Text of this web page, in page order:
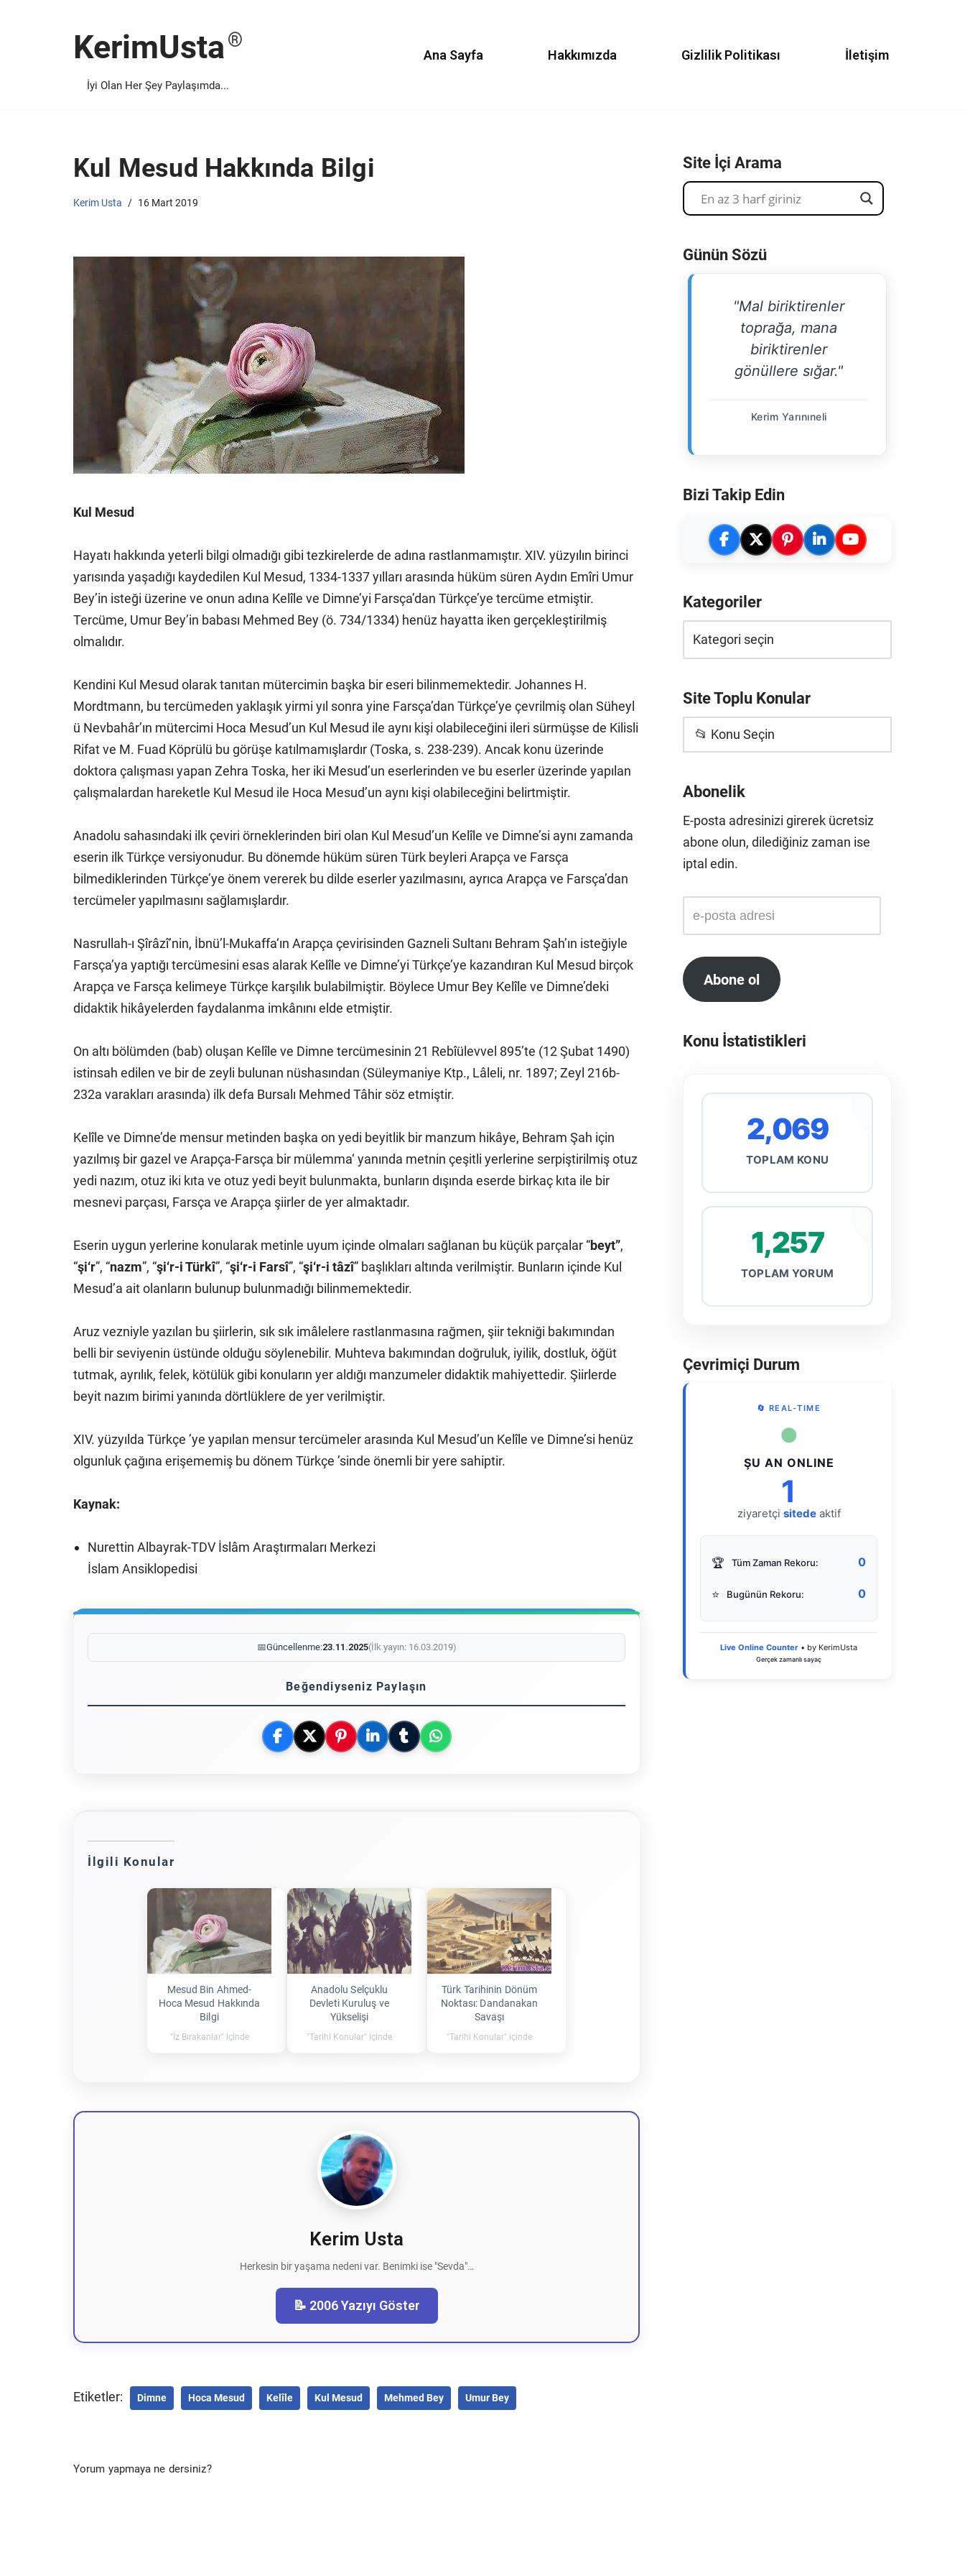
KerimUsta
İyi Olan Her Şey Paylaşımda...
Ana Sayfa Hakkımızda Gizlilik Politikası İletişim
Kul Mesud Hakkında Bilgi
Kerim Usta 16 Mart 2019
Kul Mesud
Hayatı hakkında yeterli bilgi olmadığı gibi tezkirelerde de adına rastlanmamıştır. XIV. yüzyılın birinci
yarısında yaşadığı kaydedilen Kul Mesud, 1334-1337 yılları arasında hüküm süren Aydın Emîri Umur
Bey’in isteği üzerine ve onun adına Kelîle ve Dimne’yi Farsça’dan Türkçe’ye tercüme etmiştir.
Tercüme, Umur Bey’in babası Mehmed Bey (ö. 734/1334) henüz hayatta iken gerçekleştirilmiş
olmalıdır.
Kendini Kul Mesud olarak tanıtan mütercimin başka bir eseri bilinmemektedir. Johannes H.
Mordtmann, bu tercümeden yaklaşık yirmi yıl sonra yine Farsça’dan Türkçe’ye çevrilmiş olan Süheyl
ü Nevbahâr’ın mütercimi Hoca Mesud’un Kul Mesud ile aynı kişi olabileceğini ileri sürmüşse de Kilisli
Rifat ve M. Fuad Köprülü bu görüşe katılmamışlardır (Toska, s. 238-239). Ancak konu üzerinde
doktora çalışması yapan Zehra Toska, her iki Mesud’un eserlerinden ve bu eserler üzerinde yapılan
çalışmalardan hareketle Kul Mesud ile Hoca Mesud’un aynı kişi olabileceğini belirtmiştir.
Anadolu sahasındaki ilk çeviri örneklerinden biri olan Kul Mesud’un Kelîle ve Dimne’si aynı zamanda
eserin ilk Türkçe versiyonudur. Bu dönemde hüküm süren Türk beyleri Arapça ve Farsça
bilmediklerinden Türkçe’ye önem vererek bu dilde eserler yazılmasını, ayrıca Arapça ve Farsça’dan
tercümeler yapılmasını sağlamışlardır.
Nasrullah-ı Şîrâzî’nin, İbnü’l-Mukaffa‘ın Arapça çevirisinden Gazneli Sultanı Behram Şah’ın isteğiyle
Farsça’ya yaptığı tercümesini esas alarak Kelîle ve Dimne’yi Türkçe’ye kazandıran Kul Mesud birçok
Arapça ve Farsça kelimeye Türkçe karşılık bulabilmiştir. Böylece Umur Bey Kelîle ve Dimne’deki
didaktik hikâyelerden faydalanma imkânını elde etmiştir.
On altı bölümden (bab) oluşan Kelîle ve Dimne tercümesinin 21 Rebîülevvel 895’te (12 Şubat 1490)
istinsah edilen ve bir de zeyli bulunan nüshasından (Süleymaniye Ktp., Lâleli, nr. 1897; Zeyl 216b-
232a varakları arasında) ilk defa Bursalı Mehmed Tâhir söz etmiştir.
Kelîle ve Dimne’de mensur metinden başka on yedi beyitlik bir manzum hikâye, Behram Şah için
yazılmış bir gazel ve Arapça-Farsça bir mülemma‘ yanında metnin çeşitli yerlerine serpiştirilmiş otuz
yedi nazım, otuz iki kıta ve otuz yedi beyit bulunmakta, bunların dışında eserde birkaç kıta ile bir
mesnevi parçası, Farsça ve Arapça şiirler de yer almaktadır.
Eserin uygun yerlerine konularak metinle uyum içinde olmaları sağlanan bu küçük parçalar “beyt”,
“şi‘r”, “nazm”, “şi‘r-i Türkî”, “şi‘r-i Farsî”, “şi‘r-i tâzî” başlıkları altında verilmiştir. Bunların içinde Kul
Mesud’a ait olanların bulunup bulunmadığı bilinmemektedir.
Aruz vezniyle yazılan bu şiirlerin, sık sık imâlelere rastlanmasına rağmen, şiir tekniği bakımından
belli bir seviyenin üstünde olduğu söylenebilir. Muhteva bakımından doğruluk, iyilik, dostluk, öğüt
tutmak, ayrılık, felek, kötülük gibi konuların yer aldığı manzumeler didaktik mahiyettedir. Şiirlerde
beyit nazım birimi yanında dörtlüklere de yer verilmiştir.
XIV. yüzyılda Türkçe ’ye yapılan mensur tercümeler arasında Kul Mesud’un Kelîle ve Dimne’si henüz
olgunluk çağına erişememiş bu dönem Türkçe ’sinde önemli bir yere sahiptir.
Kaynak:
Nurettin Albayrak-TDV İslâm Araştırmaları Merkezi
İslam Ansiklopedisi
📅Güncellenme:23.11.2025(İlk yayın: 16.03.2019)
Beğendiyseniz Paylaşın
İlgili Konular
Mesud Bin Ahmed-
Hoca Mesud Hakkında
Bilgi
"İz Bırakanlar" içinde
Anadolu Selçuklu
Devleti Kuruluş ve
Yükselişi
"Tarihi Konular" içinde
Türk Tarihinin Dönüm
Noktası: Dandanakan
Savaşı
"Tarihi Konular" içinde
Kerim Usta
Herkesin bir yaşama nedeni var. Benimki ise "Sevda"…
📝 2006 Yazıyı Göster
Etiketler: Dimne Hoca Mesud Kelîle Kul Mesud Mehmed Bey Umur Bey
Yorum yapmaya ne dersiniz?
Site İçi Arama
Günün Sözü
"Mal biriktirenler
toprağa, mana
biriktirenler
gönüllere sığar."
Kerim Yarınıneli
Bizi Takip Edin
Kategoriler
Site Toplu Konular
📂 Konu Seçin
Abonelik
E-posta adresinizi girerek ücretsiz
abone olun, dilediğiniz zaman ise
iptal edin.
Abone ol
Konu İstatistikleri
2,069
TOPLAM KONU
1,257
TOPLAM YORUM
Çevrimiçi Durum
🔄 REAL-TIME
●
ŞU AN ONLINE
1
ziyaretçi sitedeaktif
🏆 Tüm Zaman Rekoru: 0
⭐ Bugünün Rekoru: 0
Live Online Counter • by KerimUsta
Gerçek zamanlı sayaç